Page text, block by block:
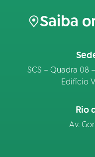
Saiba
SCS – Quadra 08
Edifício
Rio
Av.